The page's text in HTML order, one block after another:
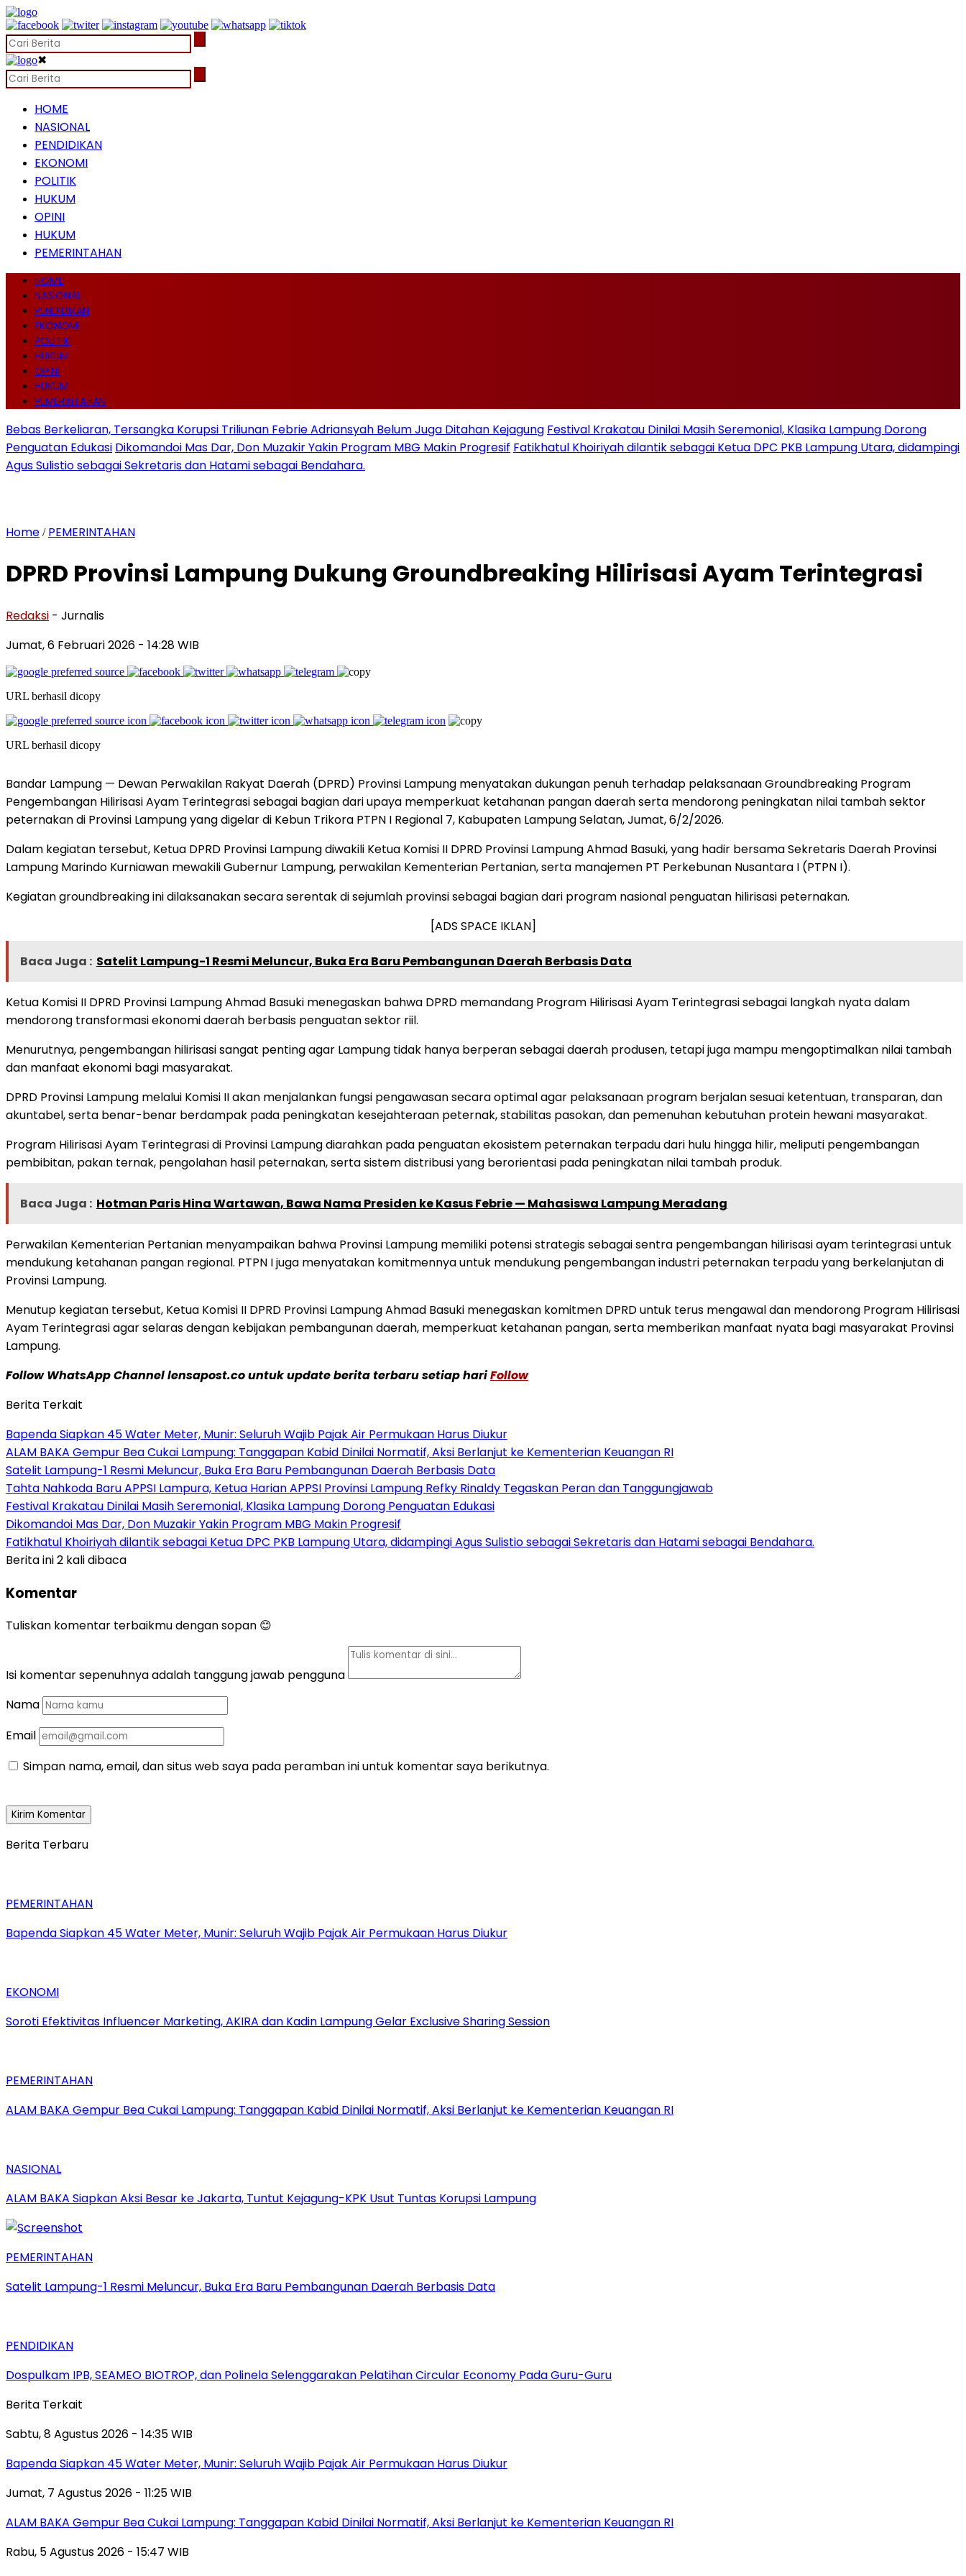
✖
HOME
NASIONAL
PENDIDIKAN
EKONOMI
POLITIK
HUKUM
OPINI
HUKUM
PEMERINTAHAN
HOME
NASIONAL
PENDIDIKAN
EKONOMI
POLITIK
HUKUM
OPINI
HUKUM
PEMERINTAHAN
Bebas Berkeliaran, Tersangka Korupsi Triliunan Febrie Adriansyah Belum Juga Ditahan Kejagung Festival Krakatau Dinilai Masih Seremonial, Klasika Lampung Dorong
Penguatan Edukasi Dikomandoi Mas Dar, Don Muzakir Yakin Program MBG Makin Progresif Fatikhatul Khoiriyah dilantik sebagai Ketua DPC PKB Lampung Utara, didampingi
Agus Sulistio sebagai Sekretaris dan Hatami sebagai Bendahara.
Home / PEMERINTAHAN
DPRD Provinsi Lampung Dukung Groundbreaking Hilirisasi Ayam Terintegrasi
Redaksi - Jurnalis
Jumat, 6 Februari 2026 - 14:28 WIB
URL berhasil dicopy
URL berhasil dicopy
Bandar Lampung — Dewan Perwakilan Rakyat Daerah (DPRD) Provinsi Lampung menyatakan dukungan penuh terhadap pelaksanaan Groundbreaking Program
Pengembangan Hilirisasi Ayam Terintegrasi sebagai bagian dari upaya memperkuat ketahanan pangan daerah serta mendorong peningkatan nilai tambah sektor
peternakan di Provinsi Lampung yang digelar di Kebun Trikora PTPN I Regional 7, Kabupaten Lampung Selatan, Jumat, 6/2/2026.
Dalam kegiatan tersebut, Ketua DPRD Provinsi Lampung diwakili Ketua Komisi II DPRD Provinsi Lampung Ahmad Basuki, yang hadir bersama Sekretaris Daerah Provinsi
Lampung Marindo Kurniawan mewakili Gubernur Lampung, perwakilan Kementerian Pertanian, serta manajemen PT Perkebunan Nusantara I (PTPN I).
Kegiatan groundbreaking ini dilaksanakan secara serentak di sejumlah provinsi sebagai bagian dari program nasional penguatan hilirisasi peternakan.
[ADS SPACE IKLAN]
Baca Juga : Satelit Lampung-1 Resmi Meluncur, Buka Era Baru Pembangunan Daerah Berbasis Data
Ketua Komisi II DPRD Provinsi Lampung Ahmad Basuki menegaskan bahwa DPRD memandang Program Hilirisasi Ayam Terintegrasi sebagai langkah nyata dalam
mendorong transformasi ekonomi daerah berbasis penguatan sektor riil.
Menurutnya, pengembangan hilirisasi sangat penting agar Lampung tidak hanya berperan sebagai daerah produsen, tetapi juga mampu mengoptimalkan nilai tambah
dan manfaat ekonomi bagi masyarakat.
DPRD Provinsi Lampung melalui Komisi II akan menjalankan fungsi pengawasan secara optimal agar pelaksanaan program berjalan sesuai ketentuan, transparan, dan
akuntabel, serta benar-benar berdampak pada peningkatan kesejahteraan peternak, stabilitas pasokan, dan pemenuhan kebutuhan protein hewani masyarakat.
Program Hilirisasi Ayam Terintegrasi di Provinsi Lampung diarahkan pada penguatan ekosistem peternakan terpadu dari hulu hingga hilir, meliputi pengembangan
pembibitan, pakan ternak, pengolahan hasil peternakan, serta sistem distribusi yang berorientasi pada peningkatan nilai tambah produk.
Baca Juga : Hotman Paris Hina Wartawan, Bawa Nama Presiden ke Kasus Febrie — Mahasiswa Lampung Meradang
Perwakilan Kementerian Pertanian menyampaikan bahwa Provinsi Lampung memiliki potensi strategis sebagai sentra pengembangan hilirisasi ayam terintegrasi untuk
mendukung ketahanan pangan regional. PTPN I juga menyatakan komitmennya untuk mendukung pengembangan industri peternakan terpadu yang berkelanjutan di
Provinsi Lampung.
Menutup kegiatan tersebut, Ketua Komisi II DPRD Provinsi Lampung Ahmad Basuki menegaskan komitmen DPRD untuk terus mengawal dan mendorong Program Hilirisasi
Ayam Terintegrasi agar selaras dengan kebijakan pembangunan daerah, memperkuat ketahanan pangan, serta memberikan manfaat nyata bagi masyarakat Provinsi
Lampung.
Follow WhatsApp Channel lensapost.co untuk update berita terbaru setiap hariFollow
Berita Terkait
‎Bapenda Siapkan 45 Water Meter, Munir: Seluruh Wajib Pajak Air Permukaan Harus Diukur
ALAM BAKA Gempur Bea Cukai Lampung: Tanggapan Kabid Dinilai Normatif, Aksi Berlanjut ke Kementerian Keuangan RI
Satelit Lampung-1 Resmi Meluncur, Buka Era Baru Pembangunan Daerah Berbasis Data
Tahta Nahkoda Baru APPSI Lampura, Ketua Harian APPSI Provinsi Lampung Refky Rinaldy Tegaskan Peran dan Tanggungjawab
Festival Krakatau Dinilai Masih Seremonial, Klasika Lampung Dorong Penguatan Edukasi
Dikomandoi Mas Dar, Don Muzakir Yakin Program MBG Makin Progresif
Fatikhatul Khoiriyah dilantik sebagai Ketua DPC PKB Lampung Utara, didampingi Agus Sulistio sebagai Sekretaris dan Hatami sebagai Bendahara.
Berita ini 2 kali dibaca
Komentar
Tuliskan komentar terbaikmu dengan sopan 😊
Isi komentar sepenuhnya adalah tanggung jawab pengguna
Nama
Email
Simpan nama, email, dan situs web saya pada peramban ini untuk komentar saya berikutnya.
Berita Terbaru
PEMERINTAHAN
‎Bapenda Siapkan 45 Water Meter, Munir: Seluruh Wajib Pajak Air Permukaan Harus Diukur
EKONOMI
Soroti Efektivitas Influencer Marketing, AKIRA dan Kadin Lampung Gelar Exclusive Sharing Session
PEMERINTAHAN
ALAM BAKA Gempur Bea Cukai Lampung: Tanggapan Kabid Dinilai Normatif, Aksi Berlanjut ke Kementerian Keuangan RI
NASIONAL
ALAM BAKA Siapkan Aksi Besar ke Jakarta, Tuntut Kejagung-KPK Usut Tuntas Korupsi Lampung
PEMERINTAHAN
Satelit Lampung-1 Resmi Meluncur, Buka Era Baru Pembangunan Daerah Berbasis Data
PENDIDIKAN
Dospulkam IPB, SEAMEO BIOTROP, dan Polinela Selenggarakan Pelatihan Circular Economy Pada Guru-Guru
Berita Terkait
Sabtu, 8 Agustus 2026 - 14:35 WIB
‎Bapenda Siapkan 45 Water Meter, Munir: Seluruh Wajib Pajak Air Permukaan Harus Diukur
Jumat, 7 Agustus 2026 - 11:25 WIB
ALAM BAKA Gempur Bea Cukai Lampung: Tanggapan Kabid Dinilai Normatif, Aksi Berlanjut ke Kementerian Keuangan RI
Rabu, 5 Agustus 2026 - 15:47 WIB